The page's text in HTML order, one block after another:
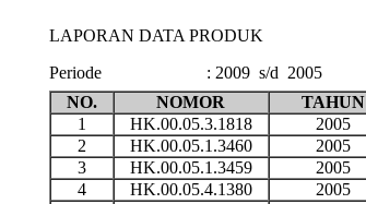
LAPORAN DATA PRODUK
Periode
: 2009 s/d 2005
NO.
NOMOR TAHUN
1
HK.00.05.3.1818 2005
2
HK.00.05.1.3460 2005
3
HK.00.05.1.3459 2005
4
HK.00.05.4.1380 2005